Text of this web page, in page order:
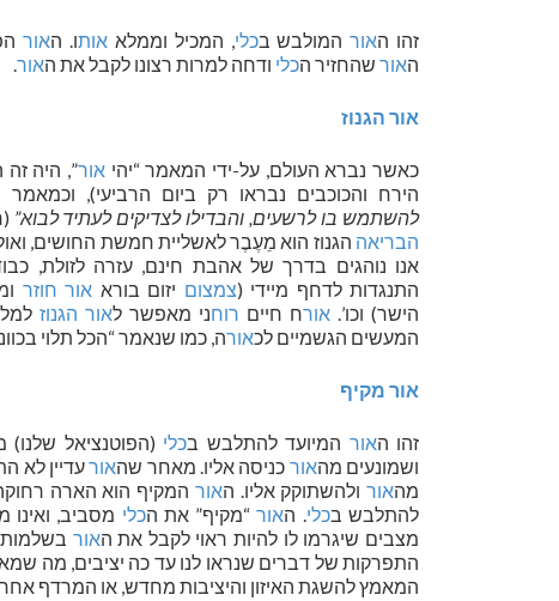
זהו האורהמולבש בכלי, המכיל וממלא אותו. האור
האור שהחזיר הכלי ודחה למרות רצונו לקבל את האור.
אור הגנוז
כאשר נברא העולם, על-ידי המאמר “יהי אור”, היה זה
הירח והכוכבים נבראו רק ביום הרביעי),
להשתמש בו לרשעים, והבדילו לצדיקים לעתיד לבוא”
הבריאה הגנוז הוא מֵעֶבֶר לאשליית חמשת החושים,
אנו נוהגים בדרך של אהבת חינם, עזרה לזולת,
התנגדות לדחף מיידי (צמצום יזום בורא אור חוזר
הישר) וכו’. אורח חיים רוחני מאפשר לאור הגנוז
המעשים הגשמיים לכאורה, כמו שנאמר “הכל תלוי
אור מקיף
זהו האור המיועד להתלבש בכלי (הפוטנציאל
ושמונעים מהאור כניסה אליו. מאחר שהאורעדיין לא
מהאורולהשתוקק אליו. האור המקיף הוא הארה
להתלבש בכלי. האור“מקיף” את הכלי מסביב, ואינו
מצבים שיגרמו לו להיות ראוי לקבל את האור
התפרקות של דברים שנראו לנו עד כה יציבים, מה
המאמץ להשגת האיזון והיציבות מחדש, או המרדף